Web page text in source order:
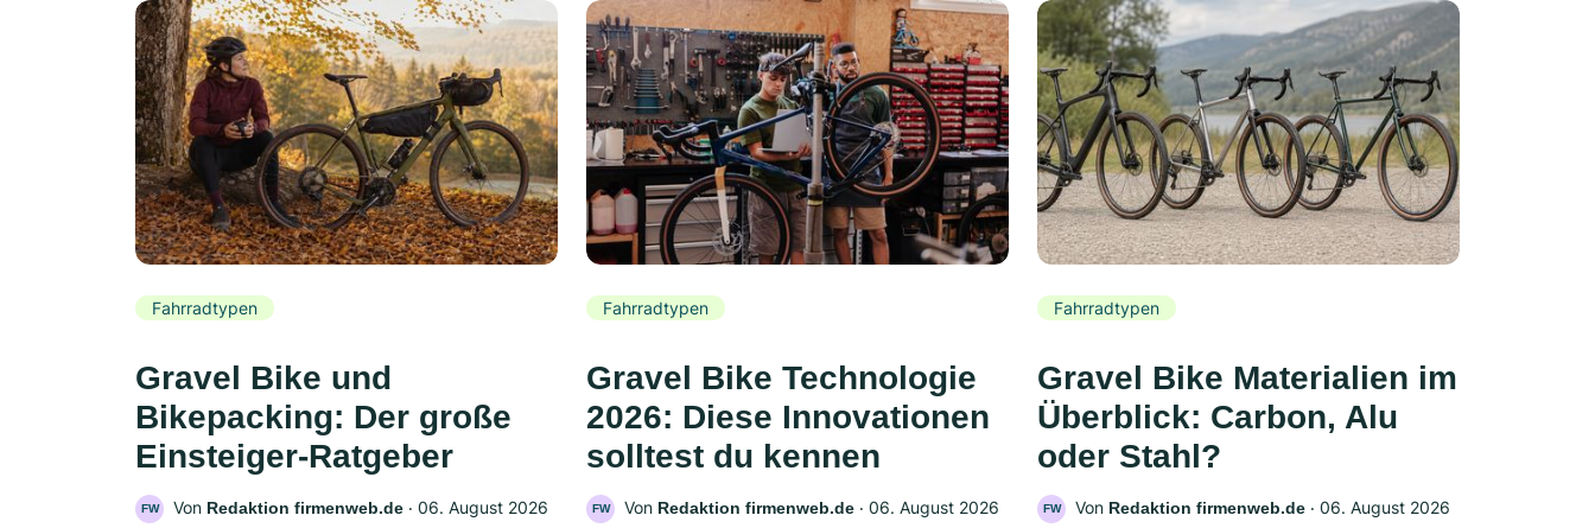
Fahrradtypen
Gravel Bike und
Bikepacking: Der große
Einsteiger-Ratgeber
FW Von Redaktion firmenweb.de ‧ 06. August 2026
Fahrradtypen
Gravel Bike Technologie
2026: Diese Innovationen
solltest du kennen
FW Von Redaktion firmenweb.de ‧ 06. August 2026
Fahrradtypen
Gravel Bike Materialien im
Überblick: Carbon, Alu
oder Stahl?
FW Von Redaktion firmenweb.de ‧ 06. August 2026